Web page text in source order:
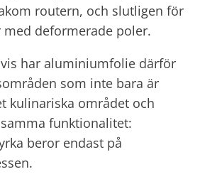
routern, och slutligen för
deformerade poler.
har aluminiumfolie därför
som inte bara är
kulinariska området och
funktionalitet:
beror endast på